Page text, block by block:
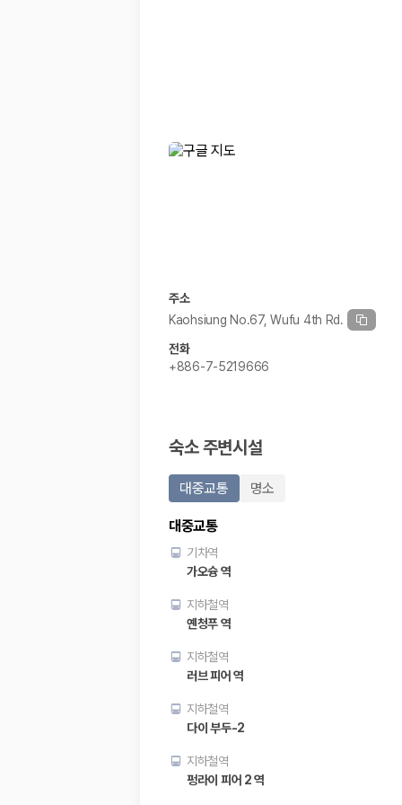
혼자 또는 2인 여행에 적합하며 제주 렌트카 최저가를 찾는 사용
단체 여행이나 4인 이상 가족 여행에 적합하며 인원수, 짐 공간, 보
2000만 고객이 선택한 렌트카 가격비교 플랫폼
카모아는 제주렌트카부터 국내·해외 렌트카까지 비교할 수 있는 렌트카 가
제주렌트카 가격비교 자주 묻는 질문
A. 대여일, 반납일, 인수 지역을 선택하면 제주도 렌트카 업체별 가격, 차
Q. 제주 렌트카 최저가는 무엇을 기준으로 비교해야 하나요?
Q. 제주 렌트카 가격비교 시 보험도 함께 비교할 수 있나요?
Q. 가족 여행에는 어떤 제주 렌트카를 비교해야 하나요?
제주렌트카 가격비교 주요 링크
제주도 렌트카 실시간 최저가 가격비교
주소
Kaohsiung No.67, Wufu 4th Rd.
전화
+886-7-5219666
숙소 주변시설
대중교통 명소
대중교통
기차역
가오슝 역
지하철역
옌청푸 역
지하철역
러브 피어 역
지하철역
다이 부두-2
지하철역
펑라이 피어 2 역